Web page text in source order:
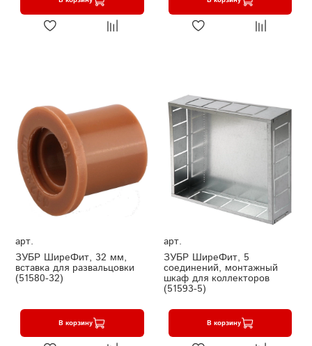
арт.
ЗУБР ШиреФит, 32 мм,
вставка для развальцовки
(51580-32)
В корзину
арт.
ЗУБР ШиреФит, 5
соединений, монтажный
шкаф для коллекторов
(51593-5)
В корзину